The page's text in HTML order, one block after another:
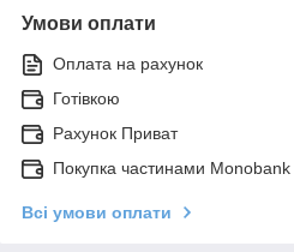
Умови оплати
Оплата на рахунок
Готівкою
Рахунок Приват
Покупка частинами Monobank
Всі умови оплати